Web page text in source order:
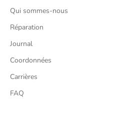
Qui sommes-nous
Réparation
Journal
Coordonnées
Carrières
FAQ